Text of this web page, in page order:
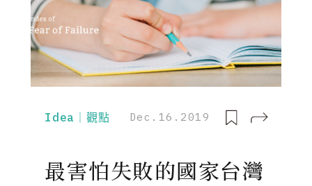
Idea｜觀點 Dec.16.2019
最害怕失敗的國家台灣